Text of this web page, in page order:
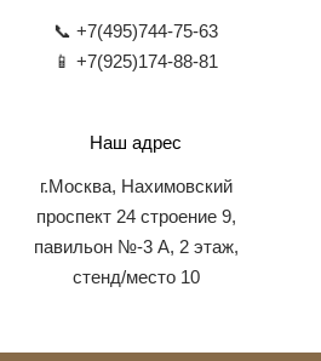
📞 +7(495)744-75-63
📱 +7(925)174-88-81
Наш адрес
г.Москва, Нахимовский
проспект 24 строение 9,
павильон №-3 А, 2 этаж,
стенд/место 10